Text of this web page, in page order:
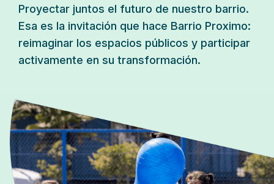
Proyectar juntos el futuro de nuestro barrio.
Esa es la invitación que hace Barrio Proximo:
reimaginar los espacios públicos y participar
activamente en su transformación.